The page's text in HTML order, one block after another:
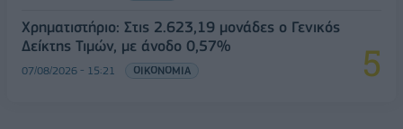
Χρηματιστήριο: Στις 2.623,19 μονάδες ο Γενικός
Δείκτης Τιμών, με άνοδο 0,57%
07/08/2026 - 15:21 ΟΙΚΟΝΟΜΙΑ